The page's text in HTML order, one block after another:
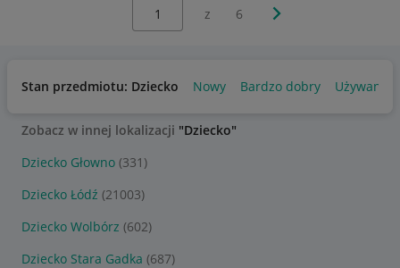
z 6 Następna strona
Stan przedmiotu: Dziecko Nowy Bardzo dobry Używany
Zobacz w innej lokalizacji "Dziecko"
Dziecko Głowno (331)
Dziecko Łódź (21003)
Dziecko Wolbórz (602)
Dziecko Stara Gadka (687)